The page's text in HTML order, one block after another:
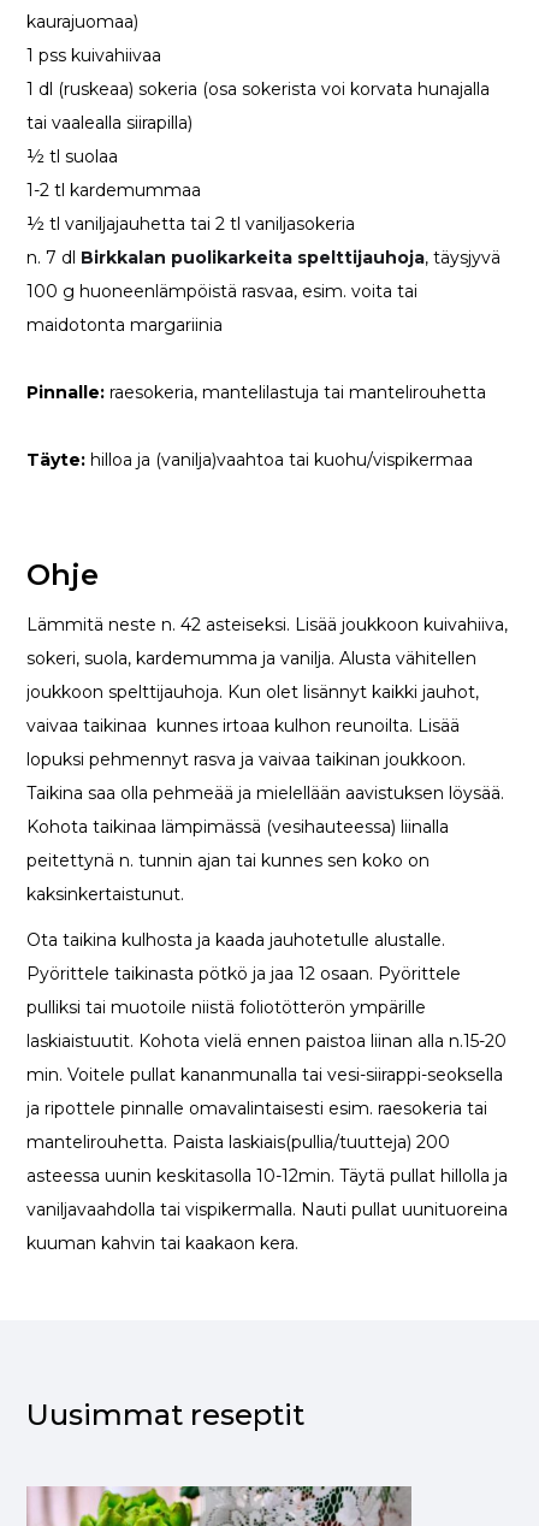
kaurajuomaa)
1pss kuivahiivaa
1 dl (ruskeaa) sokeria (osa sokerista voi korvata hunajalla
tai vaalealla siirapilla)
½ tl suolaa
1-2 tl kardemummaa
½ tl vaniljajauhetta tai 2 tl vaniljasokeria
n. 7 dl Birkkalan puolikarkeita spelttijauhoja, täysjyvä
100 g huoneenlämpöistä rasvaa, esim. voita tai
maidotonta margariinia
Pinnalle:raesokeria, mantelilastuja tai mantelirouhetta
Täyte:hilloa ja (vanilja)vaahtoa tai kuohu/vispikermaa
Ohje
Lämmitä neste n. 42 asteiseksi. Lisää joukkoon kuivahiiva,
sokeri, suola, kardemumma ja vanilja. Alusta vähitellen
joukkoon spelttijauhoja. Kun olet lisännyt kaikki jauhot,
vaivaa taikinaa kunnes irtoaa kulhon reunoilta. Lisää
lopuksi pehmennyt rasva ja vaivaa taikinan joukkoon.
Taikina saa olla pehmeää ja mielellään aavistuksen löysää.
Kohota taikinaa lämpimässä (vesihauteessa) liinalla
peitettynä n. tunnin ajan tai kunnes sen koko on
kaksinkertaistunut.
Ota taikina kulhosta ja kaada jauhotetulle alustalle.
Pyörittele taikinasta pötkö ja jaa 12 osaan. Pyörittele
pulliksi tai muotoile niistä foliotötterön ympärille
laskiaistuutit. Kohota vielä ennen paistoa liinan alla n.15-20
min. Voitele pullat kananmunalla tai vesi-siirappi-seoksella
ja ripottele pinnalle omavalintaisesti esim. raesokeria tai
mantelirouhetta. Paista laskiais(pullia/tuutteja) 200
asteessa uunin keskitasolla 10-12min. Täytä pullat hillolla ja
vaniljavaahdolla tai vispikermalla. Nauti pullat uunituoreina
kuuman kahvin tai kaakaon kera.
Uusimmat reseptit